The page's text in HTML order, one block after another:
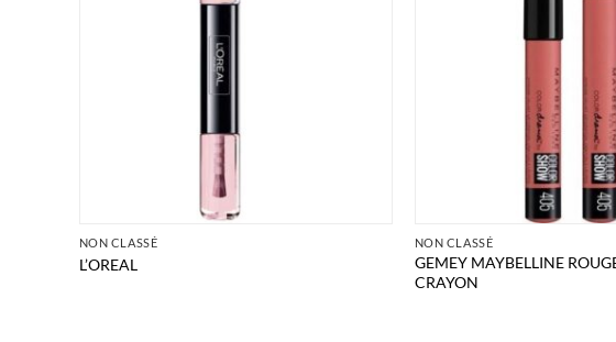
NON CLASSÉ
L’OREAL
NON CLASSÉ
GEMEY MAYBELLINE
CRAYON